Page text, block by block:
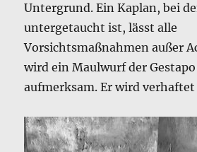
Untergrund. Ein Kaplan, bei
untergetaucht ist, lässt alle
Vorsichtsmaßnahmen außer
wird ein Maulwurf der
aufmerksam. Er wird